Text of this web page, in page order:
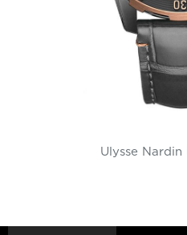
Ulysse